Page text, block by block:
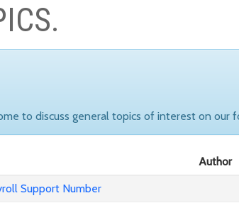
to discuss general topics of interest on our
Author
Support Number